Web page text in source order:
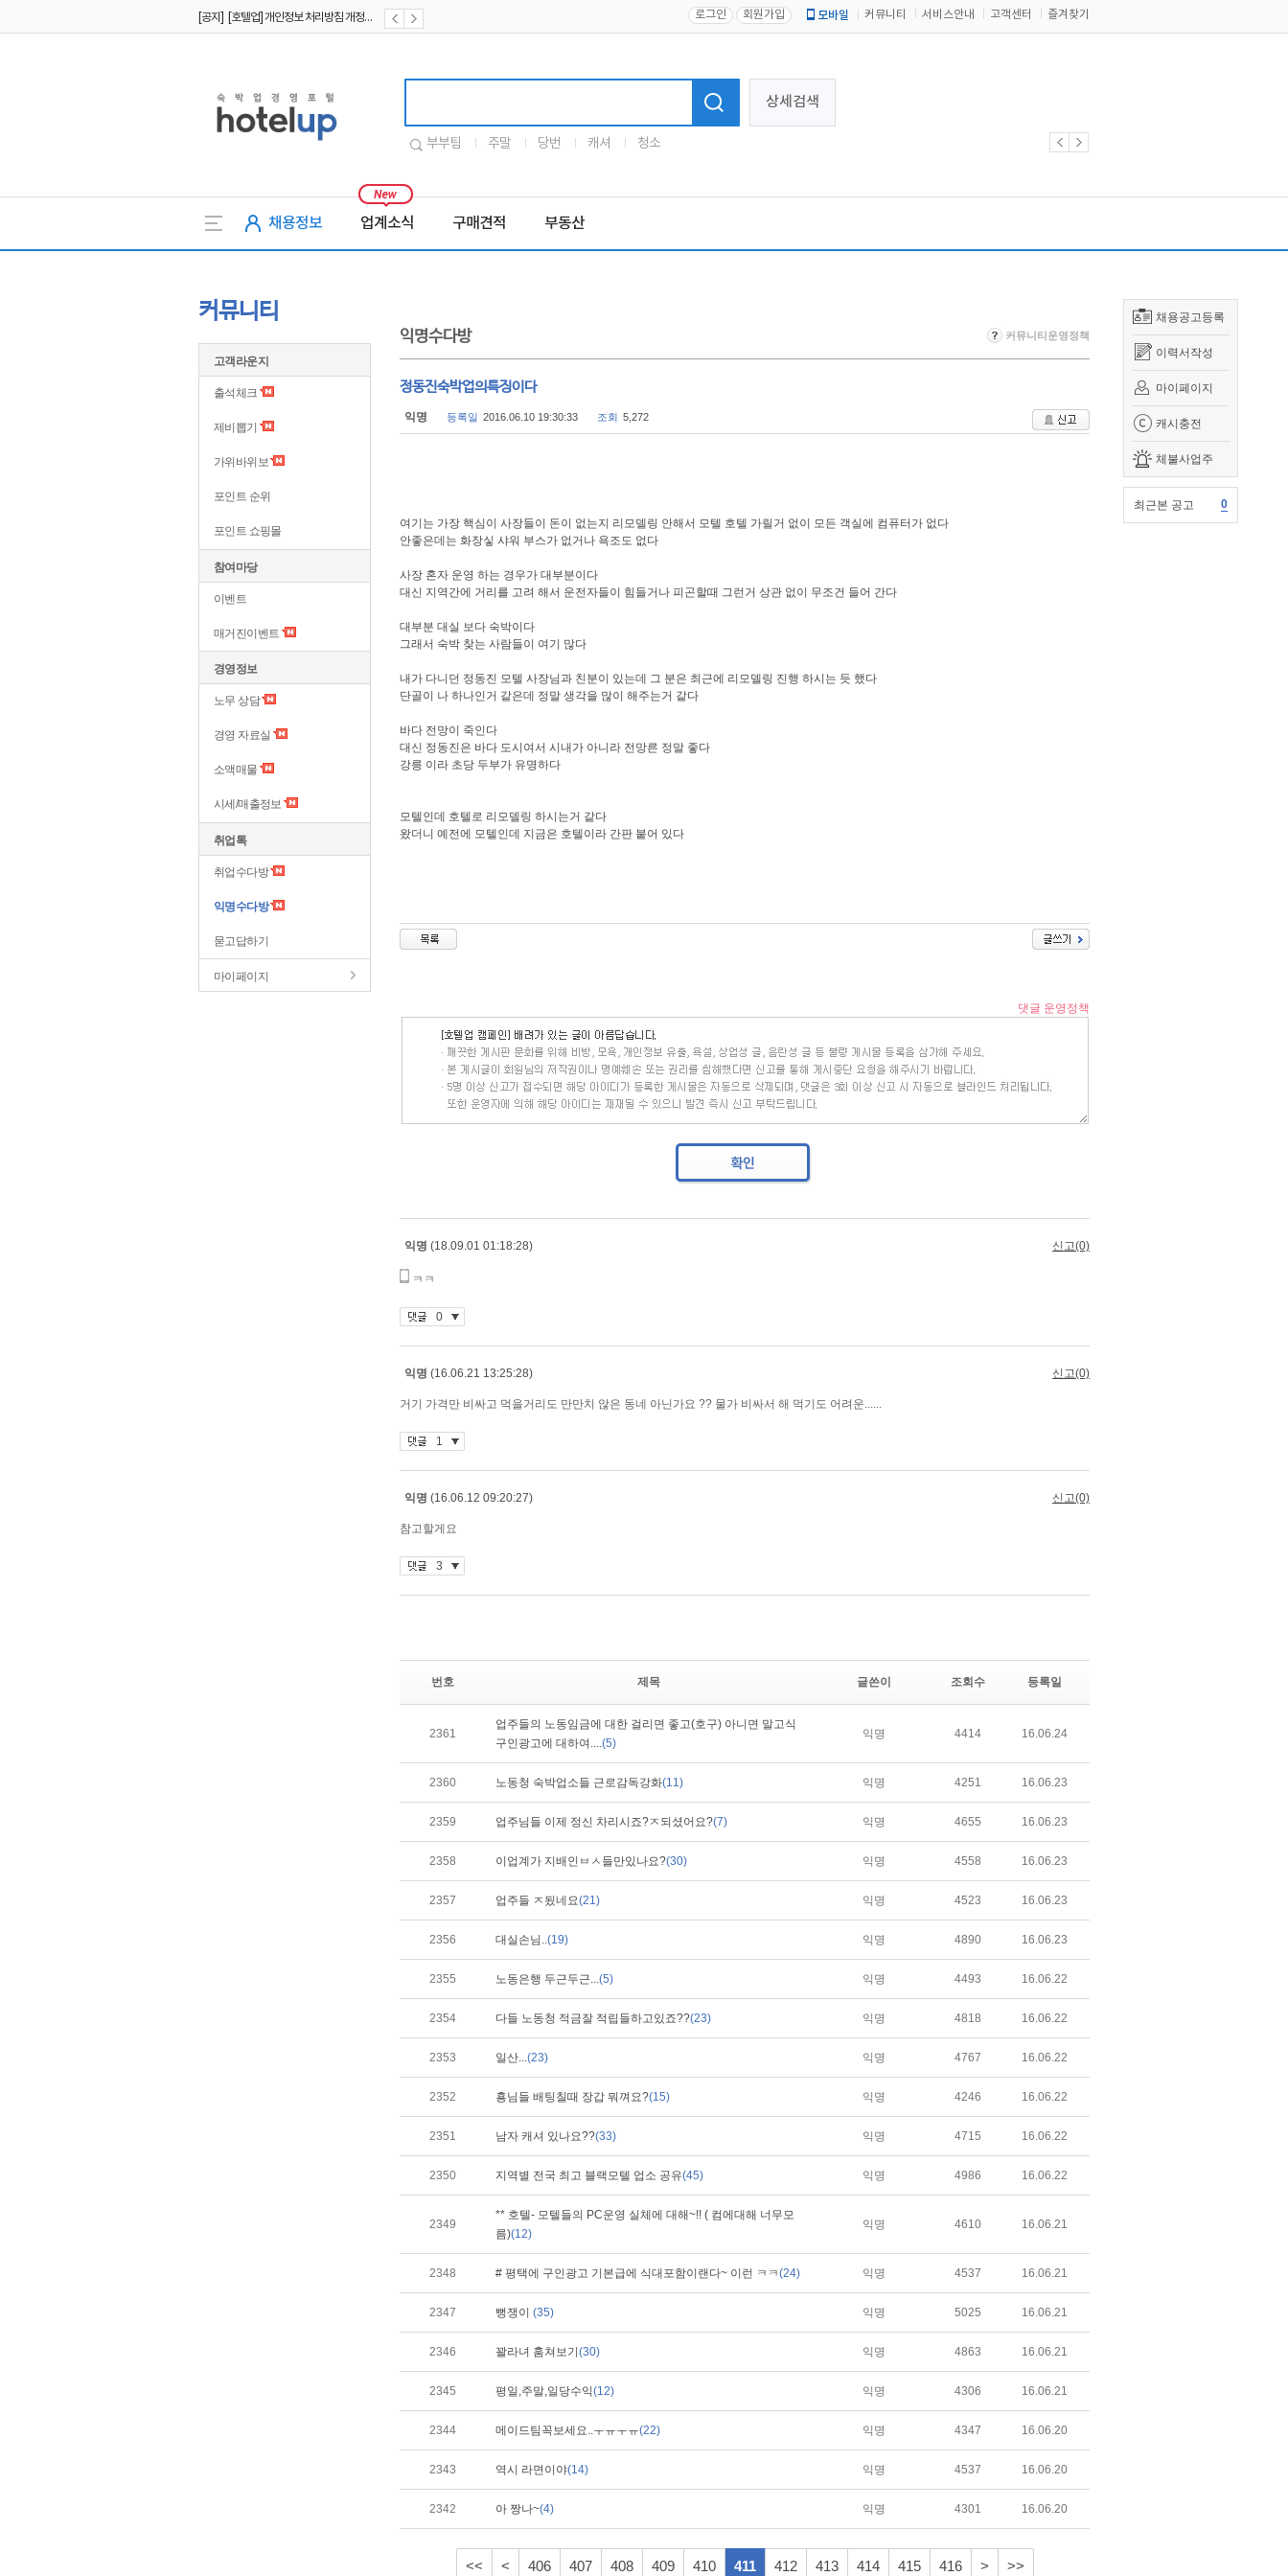
[공지] [호텔업] 개인정보 처리방침 개정본2 (19.09.02) 로그인 회원가입 모바일 커뮤니티 서비스안내 고객센터 즐겨찾기
상세검색
부부팀 주말 당번 캐셔 청소
채용정보 업계소식 구매견적 부동산
채용공고등록
이력서작성
마이페이지
캐시충전
체불사업주
최근본 공고 0
커뮤니티
고객라운지
출석체크
제비뽑기
가위바위보
포인트 순위
포인트 쇼핑몰
참여마당
이벤트
매거진이벤트
경영정보
노무 상담
경영 자료실
소액매물
시세/매출정보
취업톡
취업수다방
익명수다방
묻고답하기
마이페이지
익명수다방 커뮤니티운영정책
정동진숙박업의특징이다
익명 등록일 2016.06.10 19:30:33 조회 5,272
여기는 가장 핵심이 사장들이 돈이 없는지 리모델링 안해서 모텔 호텔 가릴거 없이 모든 객실에 컴퓨터가 없다
안좋은데는 화장싷 샤워 부스가 없거나 욕조도 없다
사장 혼자 운영 하는 경우가 대부분이다
대신 지역간에 거리를 고려 해서 운전자들이 힘들거나 피곤할때 그런거 상관 없이 무조건 들어 간다
대부분 대실 보다 숙박이다
그래서 숙박 찾는 사람들이 여기 많다
내가 다니던 정동진 모텔 사장님과 친분이 있는데 그 분은 최근에 리모델링 진행 하시는 듯 했다
단골이 나 하나인거 같은데 정말 생각을 많이 해주는거 같다
바다 전망이 죽인다
대신 정동진은 바다 도시여서 시내가 아니라 전망른 정말 좋다
강릉 이라 초당 두부가 유명하다
모텔인데 호텔로 리모델링 하시는거 같다
왔더니 예전에 모텔인데 지금은 호텔이라 간판 붙어 있다
번호 제목 글쓴이 조회수 등록일
2361
업주들의 노동임금에 대한 걸리면 좋고(호구) 아니면 말고식
구인광고에 대하여....(5)
익명 4414 16.06.24
2360 노동청 숙박업소들 근로감독강화(11) 익명 4251 16.06.23
2359 업주님들 이제 정신 차리시죠?ㅈ되셨어요?(7) 익명 4655 16.06.23
2358 이업계가 지배인ㅂㅅ들만있나요?(30) 익명 4558 16.06.23
2357 업주들 ㅈ됬네요(21) 익명 4523 16.06.23
2356 대실손님..(19) 익명 4890 16.06.23
2355 노동은행 두근두근...(5) 익명 4493 16.06.22
2354 다들 노동청 적금잘 적립들하고있죠??(23) 익명 4818 16.06.22
2353 일산...(23) 익명 4767 16.06.22
2352 횽님들 배팅칠때 장갑 뭐껴요?(15) 익명 4246 16.06.22
2351 남자 캐셔 있나요??(33) 익명 4715 16.06.22
2350 지역별 전국 최고 블랙모텔 업소 공유(45) 익명 4986 16.06.22
2349
** 호텔- 모텔들의 PC운영 실체에 대해~!! ( 컴에대해 너무모
름)(12)
익명 4610 16.06.21
2348 # 평택에 구인광고 기본급에 식대포함이랜다~ 이런 ㅋㅋ(24) 익명 4537 16.06.21
2347 뻥쟁이 (35) 익명 5025 16.06.21
2346 꽐라녀 훔쳐보기 (30) 익명 4863 16.06.21
2345 평일,주말,일당수익(12) 익명 4306 16.06.21
2344 메이드팀꼭보세요..ㅜㅠㅜㅠ(22) 익명 4347 16.06.20
2343 역시 라면이야(14) 익명 4537 16.06.20
2342 아 짱나~(4) 익명 4301 16.06.20
<< < 406 407 408 409 410 411 412 413 414 415 416 > >>